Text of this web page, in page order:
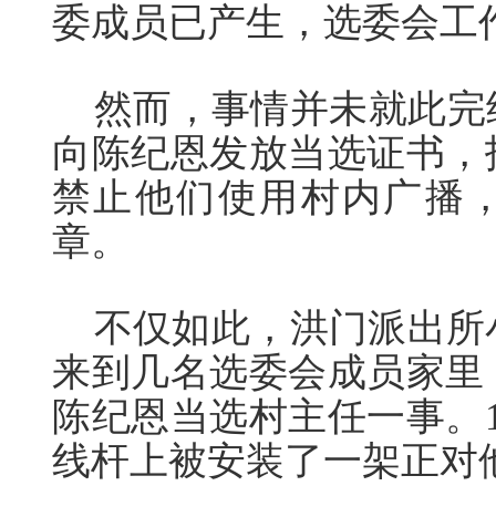
委成员已产生，选委会工
然而，事情并未就此完
向陈纪恩发放当选证书
禁止他们使用村内广播
章。
不仅如此，洪门派出所
来到几名选委会成员家
陈纪恩当选村主任一事
线杆上被安装了一架正对